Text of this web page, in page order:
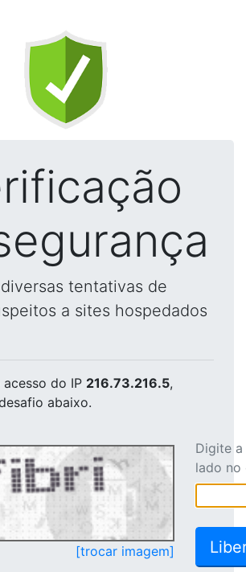
tentativas de
a sites hospedados
do IP 216.73.216.5,
abaixo.
[trocar imagem]
Digite
lado no